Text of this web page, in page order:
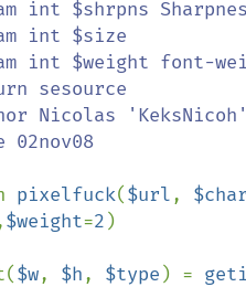
pixelfuck($url,
$weight=2 )
$w, $h, $type ) =